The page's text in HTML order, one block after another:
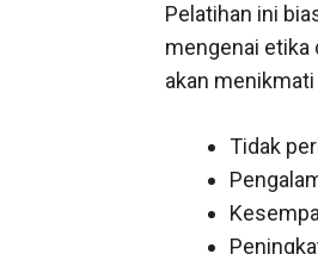
Pelatihan ini
mengenai etika
akan
Tidak